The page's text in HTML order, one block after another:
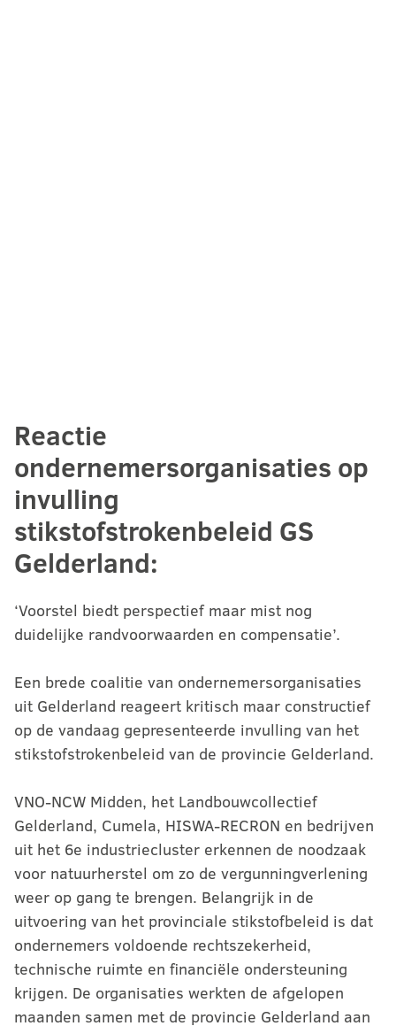
Reactie
ondernemersorganisaties op
invulling
stikstofstrokenbeleid GS
Gelderland:
‘Voorstel biedt perspectief maar mist nog
duidelijke randvoorwaarden en compensatie’.
Een brede coalitie van ondernemersorganisaties
uit Gelderland reageert kritisch maar constructief
op de vandaag gepresenteerde invulling van het
stikstofstrokenbeleid van de provincie Gelderland.
VNO-NCW Midden, het Landbouwcollectief
Gelderland, Cumela, HISWA-RECRON en bedrijven
uit het 6e industriecluster erkennen de noodzaak
voor natuurherstel om zo de vergunningverlening
weer op gang te brengen. Belangrijk in de
uitvoering van het provinciale stikstofbeleid is dat
ondernemers voldoende rechtszekerheid,
technische ruimte en financiële ondersteuning
krijgen. De organisaties werkten de afgelopen
maanden samen met de provincie Gelderland aan